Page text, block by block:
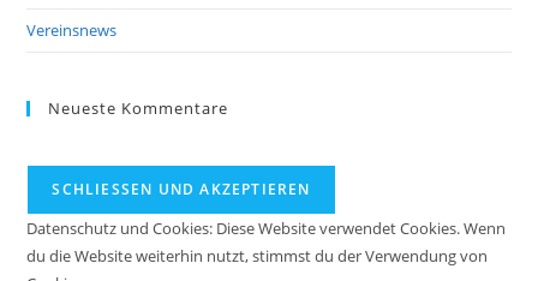
Vereinsnews
Neueste Kommentare
Datenschutz und Cookies: Diese Website verwendet Cookies. Wenn
du die Website weiterhin nutzt, stimmst du der Verwendung von